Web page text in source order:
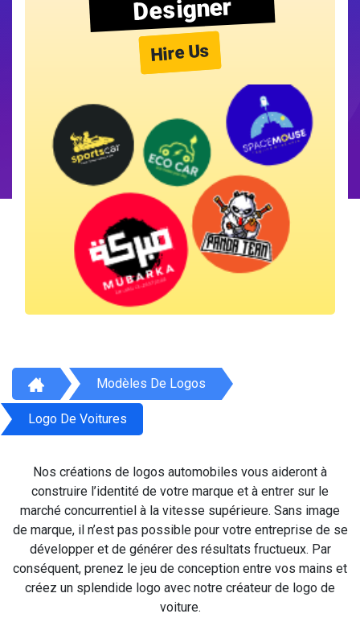
Designer
Hire Us
Modèles De Logos
Logo De Voitures
Nos créations de logos automobiles vous aideront à
construire l’identité de votre marque et à entrer sur le
marché concurrentiel à la vitesse supérieure. Sans image
de marque, il n’est pas possible pour votre entreprise de se
développer et de générer des résultats fructueux. Par
conséquent, prenez le jeu de conception entre vos mains et
créez un splendide logo avec notre créateur de logo de
voiture.